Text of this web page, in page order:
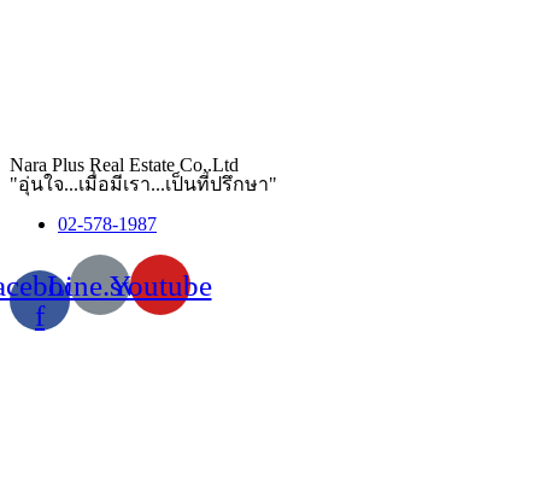
Nara Plus Real Estate Co,.Ltd
"อุ่นใจ...เมื่อมีเรา...เป็นที่ปรึกษา"
02-578-1987
f
Line.svgYoutube